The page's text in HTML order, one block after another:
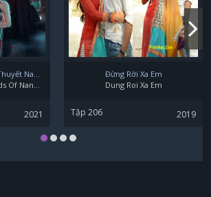
Mean Phiravich Attachitsataporn
2021
Đừng Rời Xa Em
Dung Roi Xa Em
Tập 206 2019